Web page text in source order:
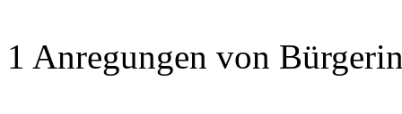
1 Anregungen von